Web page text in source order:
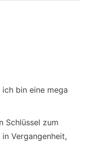
ich bin eine mega
Schlüssel zum
Vergangenheit,